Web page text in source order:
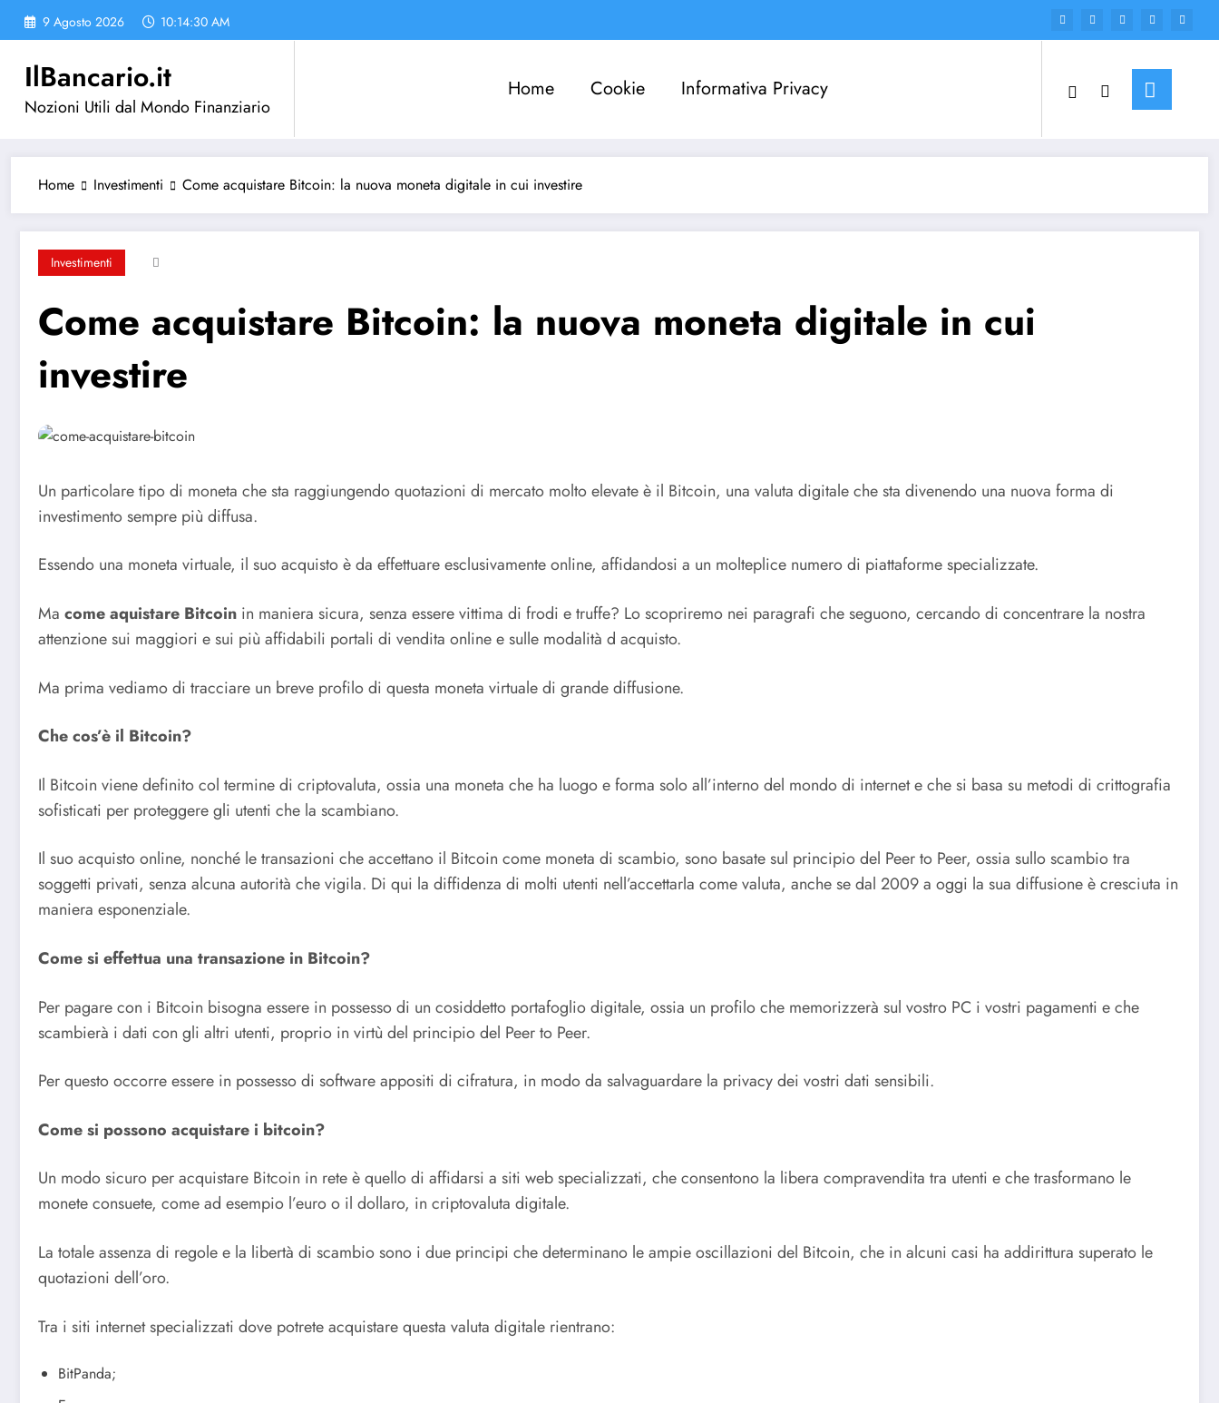
9 Agosto 2026 10:14:31 AM
IlBancario.it
Nozioni Utili dal Mondo Finanziario
Home Cookie Informativa Privacy
Home Investimenti Come acquistare Bitcoin: la nuova moneta digitale in cui investire
Investimenti
Come acquistare Bitcoin: la nuova moneta digitale in cui
investire
Un particolare tipo di moneta che sta raggiungendo quotazioni di mercato molto elevate è il Bitcoin, una valuta digitale che sta divenendo una nuova forma di
investimento sempre più diffusa.
Essendo una moneta virtuale, il suo acquisto è da effettuare esclusivamente online, affidandosi a un molteplice numero di piattaforme specializzate.
Ma come aquistare Bitcoin in maniera sicura, senza essere vittima di frodi e truffe? Lo scopriremo nei paragrafi che seguono, cercando di concentrare la nostra
attenzione sui maggiori e sui più affidabili portali di vendita online e sulle modalità d acquisto.
Ma prima vediamo di tracciare un breve profilo di questa moneta virtuale di grande diffusione.
Che cos’è il Bitcoin?
Il Bitcoin viene definito col termine di criptovaluta, ossia una moneta che ha luogo e forma solo all’interno del mondo di internet e che si basa su metodi di crittografia
sofisticati per proteggere gli utenti che la scambiano.
Il suo acquisto online, nonché le transazioni che accettano il Bitcoin come moneta di scambio, sono basate sul principio del Peer to Peer, ossia sullo scambio tra
soggetti privati, senza alcuna autorità che vigila. Di qui la diffidenza di molti utenti nell’accettarla come valuta, anche se dal 2009 a oggi la sua diffusione è cresciuta in
maniera esponenziale.
Come si effettua una transazione in Bitcoin?
Per pagare con i Bitcoin bisogna essere in possesso di un cosiddetto portafoglio digitale, ossia un profilo che memorizzerà sul vostro PC i vostri pagamenti e che
scambierà i dati con gli altri utenti, proprio in virtù del principio del Peer to Peer.
Per questo occorre essere in possesso di software appositi di cifratura, in modo da salvaguardare la privacy dei vostri dati sensibili.
Come si possono acquistare i bitcoin?
Un modo sicuro per acquistare Bitcoin in rete è quello di affidarsi a siti web specializzati, che consentono la libera compravendita tra utenti e che trasformano le
monete consuete, come ad esempio l’euro o il dollaro, in criptovaluta digitale.
La totale assenza di regole e la libertà di scambio sono i due principi che determinano le ampie oscillazioni del Bitcoin, che in alcuni casi ha addirittura superato le
quotazioni dell’oro.
Tra i siti internet specializzati dove potrete acquistare questa valuta digitale rientrano:
BitPanda;